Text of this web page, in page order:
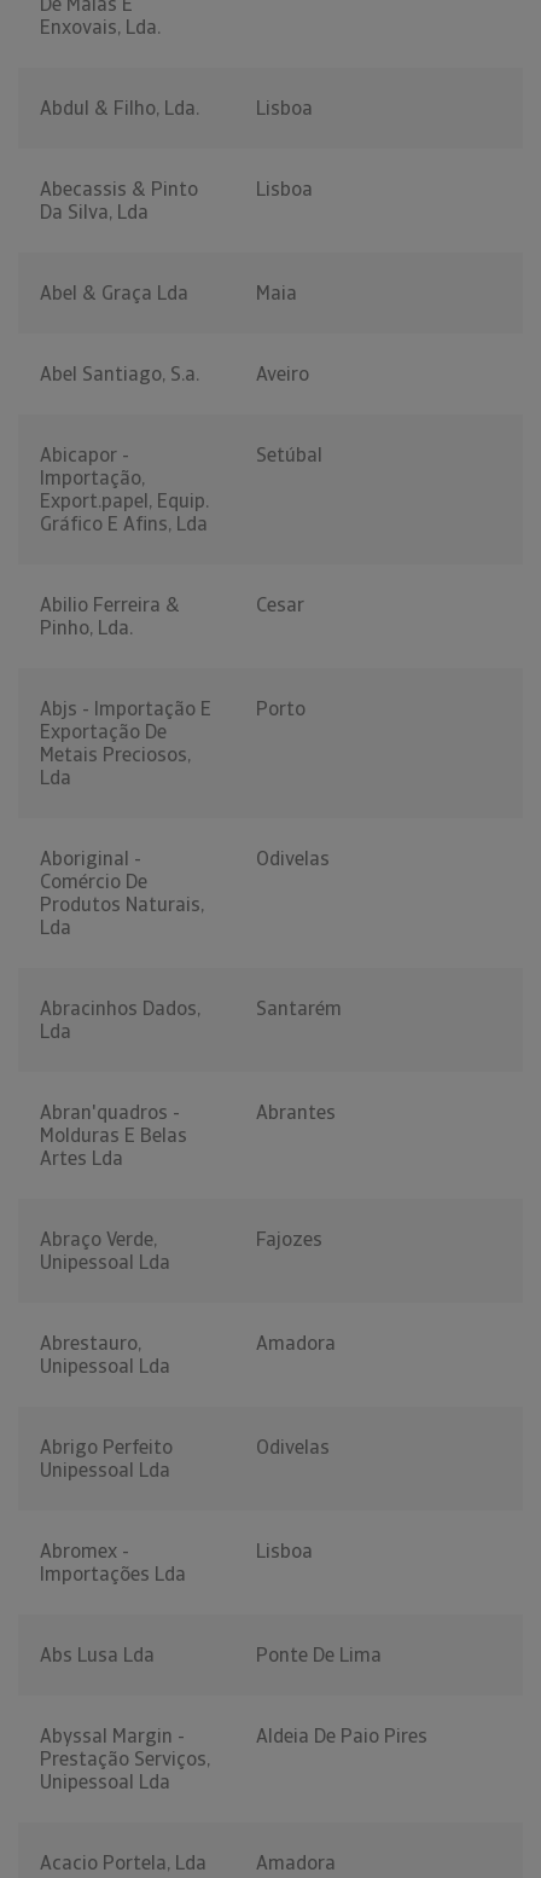
Enxovais, Lda.
Abdul & Filho, Lda. Lisboa
Abecassis & Pinto
Da Silva, Lda
Lisboa
Abel & Graça Lda Maia
Abel Santiago, S.a. Aveiro
Abicapor -
Importação,
Export.papel, Equip.
Gráfico E Afins, Lda
Setúbal
Abilio Ferreira &
Pinho, Lda.
Cesar
Abjs - Importação E
Exportação De
Metais Preciosos,
Lda
Porto
Aboriginal -
Comércio De
Produtos Naturais,
Lda
Odivelas
Abracinhos Dados,
Lda
Santarém
Abran'quadros -
Molduras E Belas
Artes Lda
Abrantes
Abraço Verde,
Unipessoal Lda
Fajozes
Abrestauro,
Unipessoal Lda
Amadora
Abrigo Perfeito
Unipessoal Lda
Odivelas
Abromex -
Importações Lda
Lisboa
Abs Lusa Lda Ponte De Lima
Abyssal Margin -
Prestação Serviços,
Unipessoal Lda
Aldeia De Paio Pires
Acacio Portela, Lda Amadora